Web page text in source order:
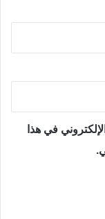
في هذا